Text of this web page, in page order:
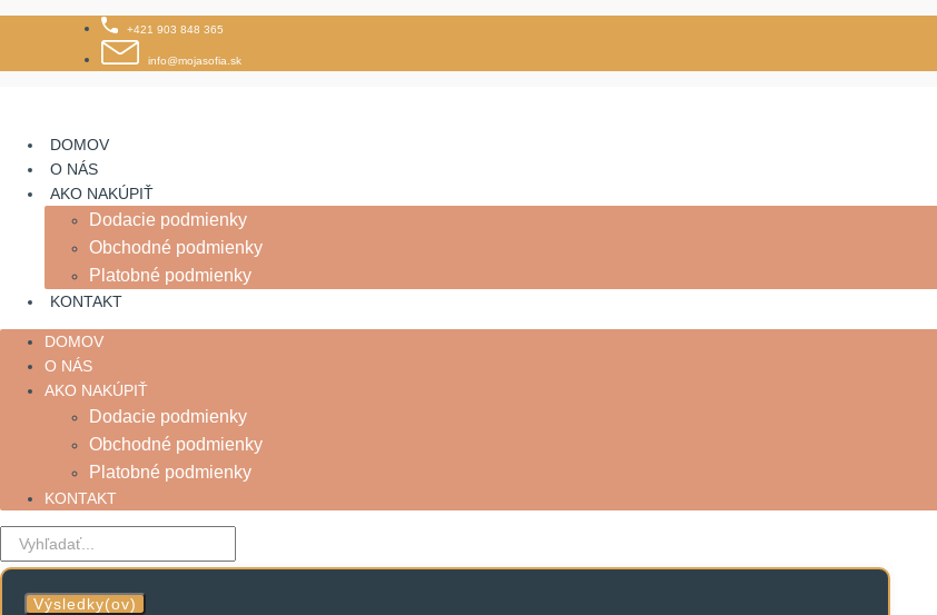
+421 903 848 365
info@mojasofia.sk
DOMOV
O NÁS
AKO NAKÚPIŤ
Dodacie podmienky
Obchodné podmienky
Platobné podmienky
KONTAKT
DOMOV
O NÁS
AKO NAKÚPIŤ
Dodacie podmienky
Obchodné podmienky
Platobné podmienky
KONTAKT
Search
...
Výsledky(ov)